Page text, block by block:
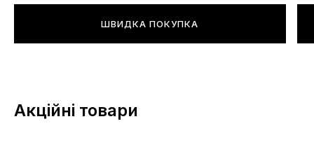
ШВИДКА ПОКУПКА
Акційні товари